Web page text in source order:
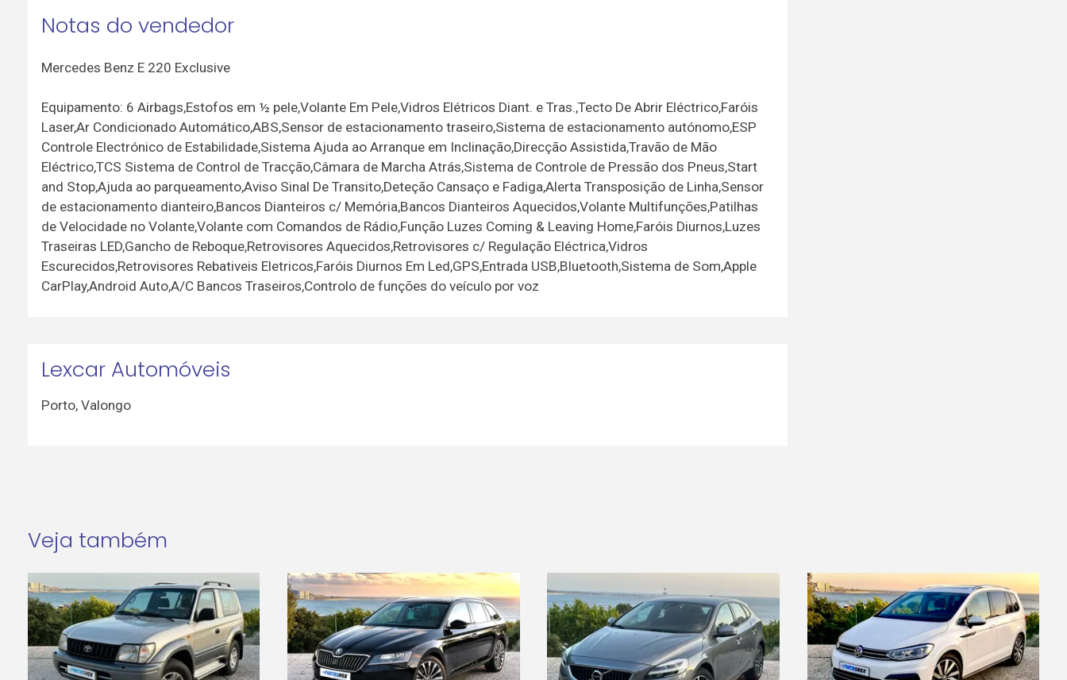
Notas do vendedor
Mercedes Benz E 220 Exclusive
Equipamento: 6 Airbags,Estofos em ½ pele,Volante Em Pele,Vidros Elétricos Diant. e Tras.,Tecto De Abrir Eléctrico,Faróis
Laser,Ar Condicionado Automático,ABS,Sensor de estacionamento traseiro,Sistema de estacionamento autónomo,ESP
Controle Electrónico de Estabilidade,Sistema Ajuda ao Arranque em Inclinação,Direcção Assistida,Travão de Mão
Eléctrico,TCS Sistema de Control de Tracção,Câmara de Marcha Atrás,Sistema de Controle de Pressão dos Pneus,Start
and Stop,Ajuda ao parqueamento,Aviso Sinal De Transito,Deteção Cansaço e Fadiga,Alerta Transposição de Linha,Sensor
de estacionamento dianteiro,Bancos Dianteiros c/ Memória,Bancos Dianteiros Aquecidos,Volante Multifunções,Patilhas
de Velocidade no Volante,Volante com Comandos de Rádio,Função Luzes Coming & Leaving Home,Faróis Diurnos,Luzes
Traseiras LED,Gancho de Reboque,Retrovisores Aquecidos,Retrovisores c/ Regulação Eléctrica,Vidros
Escurecidos,Retrovisores Rebativeis Eletricos,Faróis Diurnos Em Led,GPS,Entrada USB,Bluetooth,Sistema de Som,Apple
CarPlay,Android Auto,A/C Bancos Traseiros,Controlo de funções do veículo por voz
Lexcar Automóveis
Porto, Valongo
Veja também